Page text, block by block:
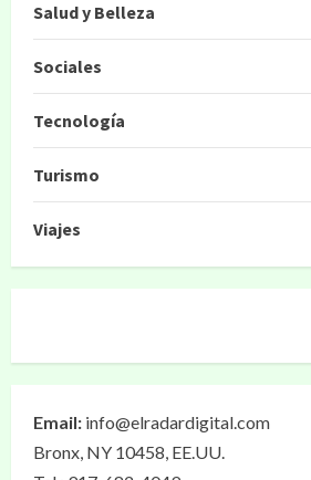
Salud y Belleza
Sociales
Tecnología
Turismo
Viajes
Email: info@elradardigital.com
Bronx, NY 10458, EE.UU.